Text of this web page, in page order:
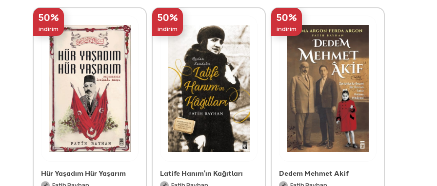
50%
indirim
Hür Yaşadım Hür Yaşarım
50%
indirim
Latife Hanım'ın Kağıtları
50%
indirim
Dedem Mehmet Akif